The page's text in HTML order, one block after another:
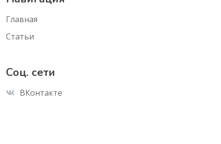
Главная
Статьи
Соц. сети
ВКонтакте